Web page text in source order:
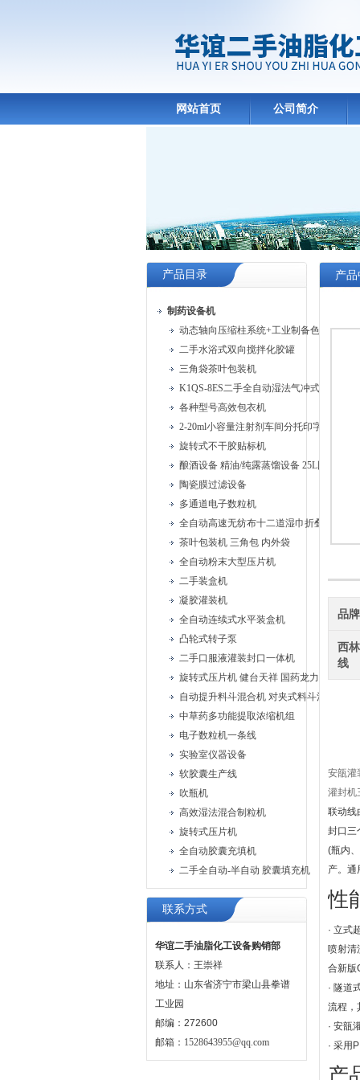
网站首页 公司简介
产品目录
制药设备机
动态轴向压缩柱系统+工业制备色谱系统
二手水浴式双向搅拌化胶罐
三角袋茶叶包装机
K1QS-8ES二手全自动湿法气冲式胶塞清洗
各种型号高效包衣机
2-20ml小容量注射剂车间分托印字安瓿联动
旋转式不干胶贴标机
酿酒设备 精油/纯露蒸馏设备 25L固液蒸馏
陶瓷膜过滤设备
多通道电子数粒机
全自动高速无纺布十二道湿巾折叠机
茶叶包装机 三角包 内外袋
全自动粉末大型压片机
二手装盒机
凝胶灌装机
全自动连续式水平装盒机
凸轮式转子泵
二手口服液灌装封口一体机
旋转式压片机 健台天祥 国药龙力
自动提升料斗混合机 对夹式料斗混合机
中草药多功能提取浓缩机组
电子数粒机一条线
实验室仪器设备
软胶囊生产线
吹瓶机
高效湿法混合制粒机
旋转式压片机
全自动胶囊充填机
二手全自动-半自动 胶囊填充机
联系方式
华谊二手油脂化工设备购销部
联系人：王崇祥
地址：山东省济宁市梁山县拳谱
工业园
邮编：272600
邮箱： 1528643955@qq.com
产
品牌
西
线
安瓿灌
灌封机
联动线
封口三
(瓶内
产。通
性
· 立式
喷射清
合新版
· 隧道
流程，
· 安瓿
· 采用
产